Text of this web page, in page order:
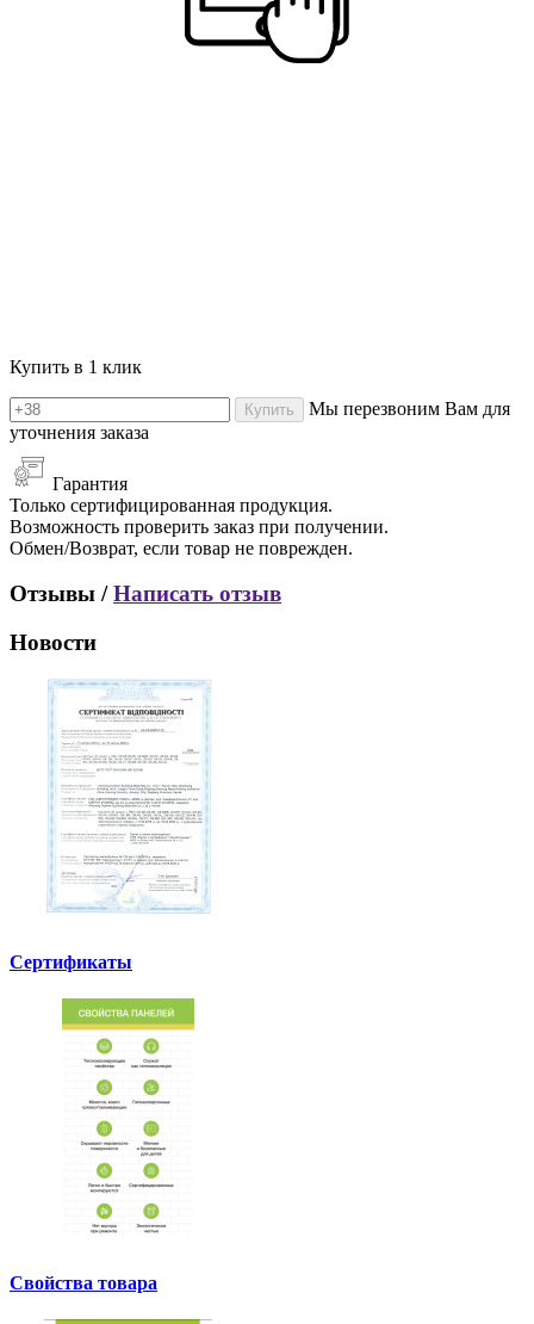
Купить в 1 клик
Купить
Мы перезвоним Вам для
уточнения заказа
Гарантия
Только сертифицированная продукция.
Возможность проверить заказ при получении.
Обмен/Возврат, если товар не поврежден.
Отзывы /Написать отзыв
Новости
Сертификаты
Свойства товара